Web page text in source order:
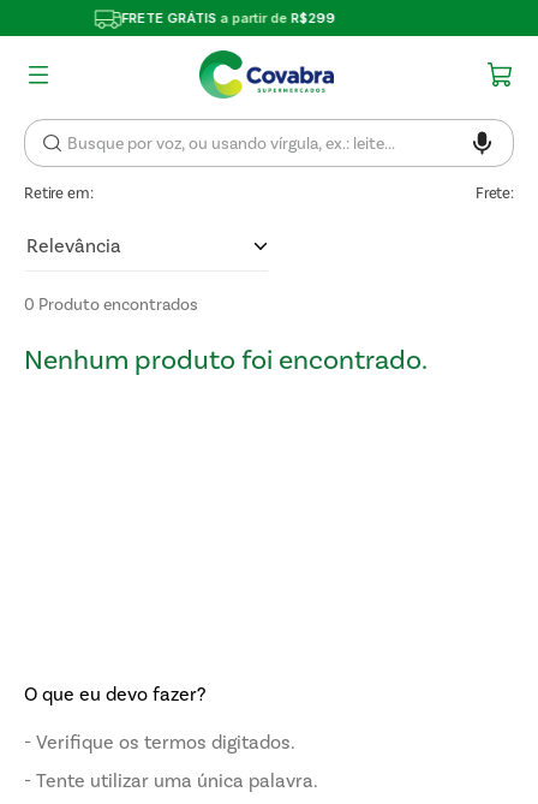
a partir deR$299
Retire em: Frete:
Relevância
0 Produto
O que eu devo fazer?
Verifique os termos digitados.
Tente utilizar uma única palavra.